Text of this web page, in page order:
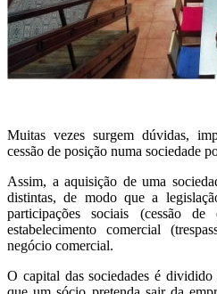
Muitas vezes surgem dúvidas,
cessão de posição numa sociedade
Assim, a aquisição de uma
distintas, de modo que a
participações sociais (cessão
estabelecimento comercial
negócio comercial.
O capital das sociedades é